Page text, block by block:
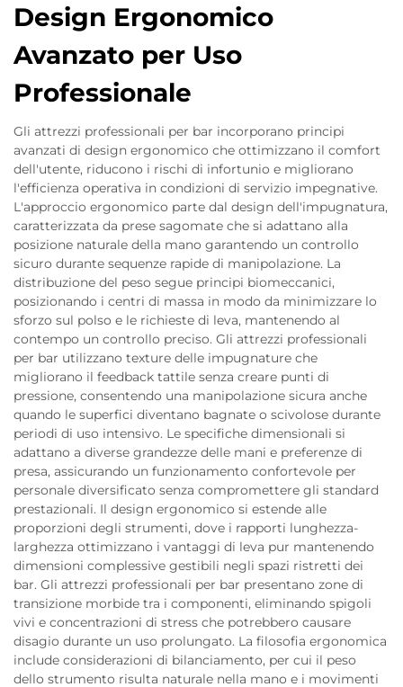
Design Ergonomico
Avanzato per Uso
Professionale
Gli attrezzi professionali per bar incorporano principi
avanzati di design ergonomico che ottimizzano il comfort
dell'utente, riducono i rischi di infortunio e migliorano
l'efficienza operativa in condizioni di servizio impegnative.
L'approccio ergonomico parte dal design dell'impugnatura,
caratterizzata da prese sagomate che si adattano alla
posizione naturale della mano garantendo un controllo
sicuro durante sequenze rapide di manipolazione. La
distribuzione del peso segue principi biomeccanici,
posizionando i centri di massa in modo da minimizzare lo
sforzo sul polso e le richieste di leva, mantenendo al
contempo un controllo preciso. Gli attrezzi professionali
per bar utilizzano texture delle impugnature che
migliorano il feedback tattile senza creare punti di
pressione, consentendo una manipolazione sicura anche
quando le superfici diventano bagnate o scivolose durante
periodi di uso intensivo. Le specifiche dimensionali si
adattano a diverse grandezze delle mani e preferenze di
presa, assicurando un funzionamento confortevole per
personale diversificato senza compromettere gli standard
prestazionali. Il design ergonomico si estende alle
proporzioni degli strumenti, dove i rapporti lunghezza-
larghezza ottimizzano i vantaggi di leva pur mantenendo
dimensioni complessive gestibili negli spazi ristretti dei
bar. Gli attrezzi professionali per bar presentano zone di
transizione morbide tra i componenti, eliminando spigoli
vivi e concentrazioni di stress che potrebbero causare
disagio durante un uso prolungato. La filosofia ergonomica
include considerazioni di bilanciamento, per cui il peso
dello strumento risulta naturale nella mano e i movimenti